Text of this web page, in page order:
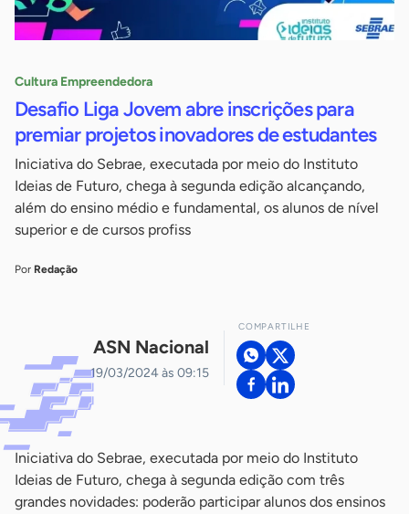
Cultura Empreendedora
Desafio Liga Jovem abre inscrições para
premiar projetos inovadores de estudantes
Iniciativa do Sebrae, executada por meio do Instituto
Ideias de Futuro, chega à segunda edição alcançando,
além do ensino médio e fundamental, os alunos de nível
superior e de cursos profiss
Por Redação
ASN Nacional
19/03/2024 às 09:15
COMPARTILHE
Iniciativa do Sebrae, executada por meio do Instituto
Ideias de Futuro, chega à segunda edição com três
grandes novidades: poderão participar alunos dos ensinos